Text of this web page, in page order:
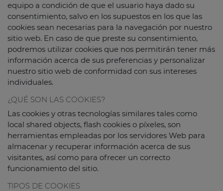
equipo a condición de que el usuario haya dado su
consentimiento, salvo en los supuestos en los que las
cookies sean necesarias para la navegación por nuestro
sitio web. En caso de que preste su consentimiento,
podremos utilizar cookies que nos permitirán tener más
información acerca de sus preferencias y personalizar
nuestro sitio web de conformidad con sus intereses
individuales.
¿QUÉ SON LAS COOKIES?
Las cookies y otras tecnologías similares tales como
local shared objects, flash cookies o píxeles, son
herramientas empleadas por los servidores Web para
almacenar y recuperar información acerca de sus
visitantes, así como para ofrecer un correcto
funcionamiento del sitio.
TIPOS DE COOKIES